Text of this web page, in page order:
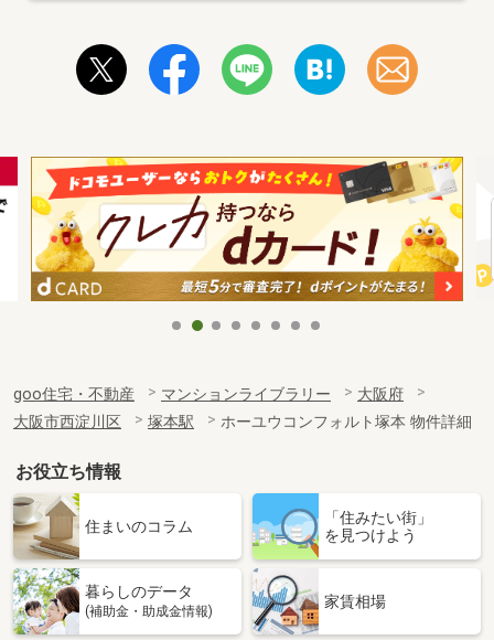
goo住宅・不動産 マンションライブラリー
大阪府
大阪市西淀川区
塚本駅 ホーユウコンフォルト塚本 物件詳細
お役立ち情報
住まいのコラム
「住みたい街」
を見つけよう
暮らしのデータ
(補助金・助成金情報)
家賃相場